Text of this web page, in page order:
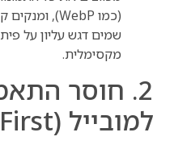
(כמו WebP), ומנקים קוד מיותר מהאתר. ב-
שמים דגש עליון על
מקסימלית.
2. חוסר
למובייל (Mobile-First)